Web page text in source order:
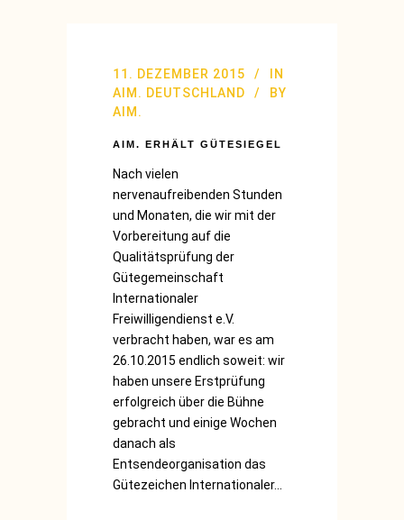
11. DEZEMBER 2015
IN
AIM. DEUTSCHLAND
BY
AIM.
AIM. ERHÄLT GÜTESIEGEL
Nach vielen
nervenaufreibenden Stunden
und Monaten, die wir mit der
Vorbereitung auf die
Qualitätsprüfung der
Gütegemeinschaft
Internationaler
Freiwilligendienst e.V.
verbracht haben, war es am
26.10.2015 endlich soweit: wir
haben unsere Erstprüfung
erfolgreich über die Bühne
gebracht und einige Wochen
danach als
Entsendeorganisation das
Gütezeichen Internationaler...